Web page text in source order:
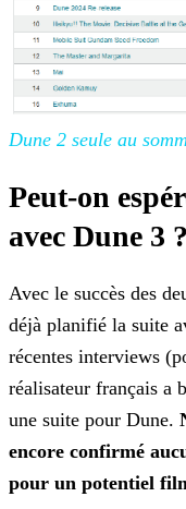
Dune 2 seule au
Peut-on
avec Dune 3 ?
Avec le succès des
déjà planifié la suite
récentes interviews
réalisateur français a
une suite pour Dune.
encore confirmé
pour un potentiel